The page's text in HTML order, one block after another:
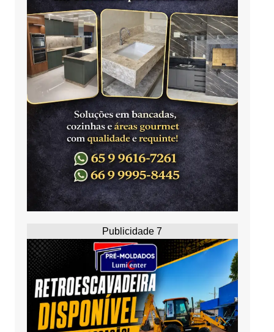
Publicidade 7